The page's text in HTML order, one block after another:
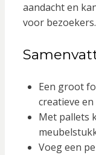
aandacht en
voor bezoekers.
Een groot
creatieve
Met pallets
Voeg een